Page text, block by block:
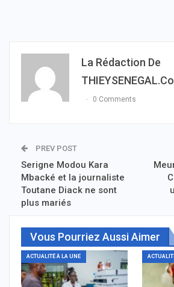
La Rédaction De
0 Comments
PREV POST
Serigne Modou Kara
Mbacké et la journaliste
Toutane Diack ne sont
plus mariés
Vous Pourriez Aussi Aimer
ACTUALITÉ À LA UNE